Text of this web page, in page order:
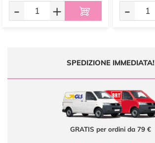
- + -
SPEDIZIONE IMMEDIATA!
GRATIS per ordini da 79 €